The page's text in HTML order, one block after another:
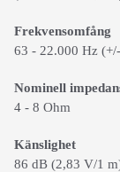
Frekvensomfång
63 - 22.000 Hz
Nominell
4 - 8 Ohm
Känslighet
86 dB (2,83 V/1